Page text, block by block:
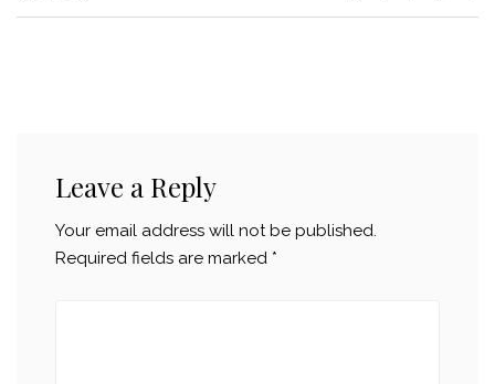
Leave a Reply
Your email address will not be published.
Required fields are marked *